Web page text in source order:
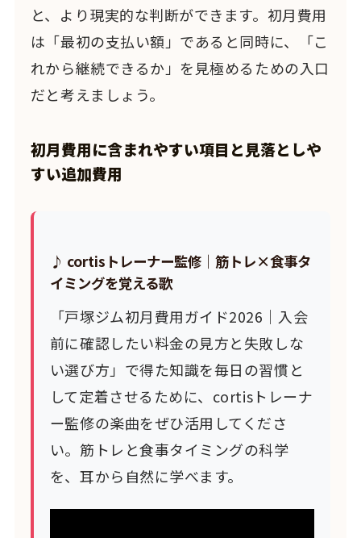
と、より現実的な判断ができます。初月費用
は「最初の支払い額」であると同時に、「こ
れから継続できるか」を見極めるための入口
だと考えましょう。
初月費用に含まれやすい項目と見落としや
すい追加費用
♪ cortisトレーナー監修｜筋トレ×食事タ
イミングを覚える歌
「戸塚ジム初月費用ガイド2026｜入会
前に確認したい料金の見方と失敗しな
い選び方」で得た知識を毎日の習慣と
して定着させるために、cortisトレーナ
ー監修の楽曲をぜひ活用してくださ
い。筋トレと食事タイミングの科学
を、耳から自然に学べます。